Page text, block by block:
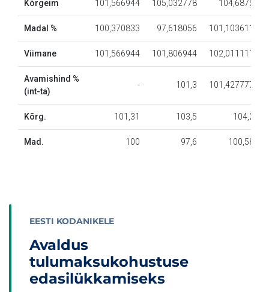
EESTI KODANIKELE
Avaldus
tulumaksukohustuse
edasilükkamiseks